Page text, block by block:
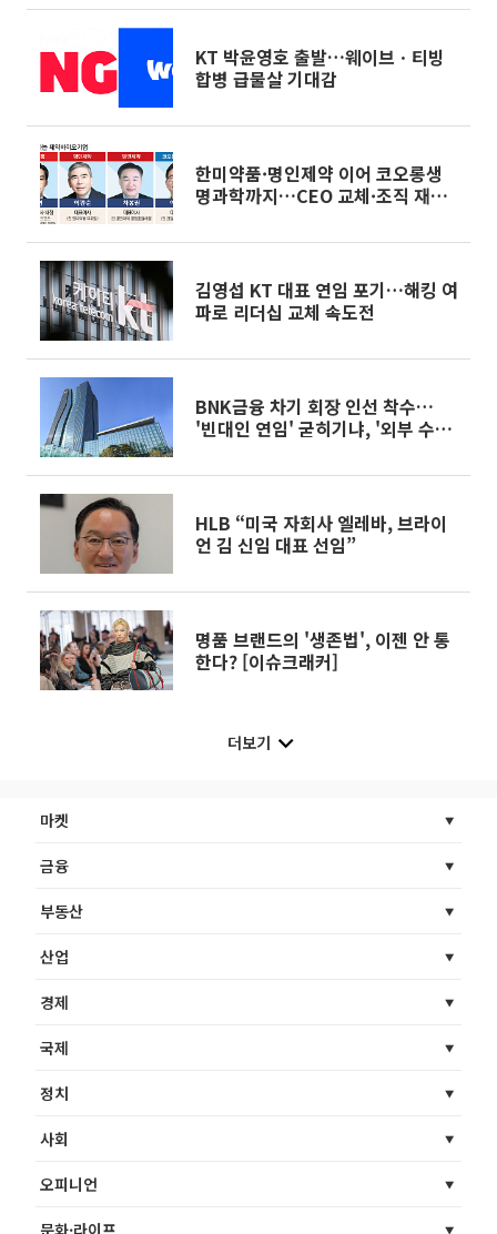
KT 박윤영호 출발…웨이브ㆍ티빙
합병 급물살 기대감
한미약품·명인제약 이어 코오롱생
명과학까지…CEO 교체·조직 재정
김영섭 KT 대표 연임 포기…해킹 여
파로 리더십 교체 속도전
BNK금융 차기 회장 인선 착수…
'빈대인 연임' 굳히기냐, '외부 수혈'
HLB “미국 자회사 엘레바, 브라이
언 김 신임 대표 선임”
명품 브랜드의 '생존법', 이젠 안 통
한다? [이슈크래커]
더보기
마켓
금융
부동산
산업
경제
국제
정치
사회
오피니언
문화·라이프